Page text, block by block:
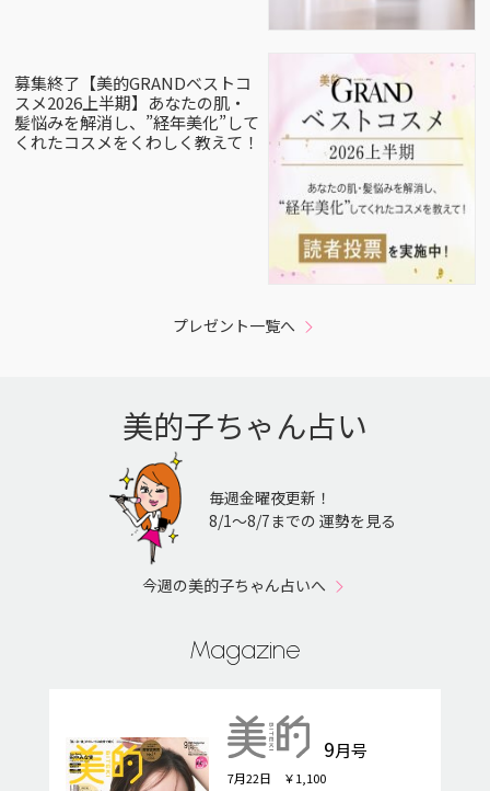
募集終了【美的GRANDベストコ
スメ2026上半期】あなたの肌・
髪悩みを解消し、”経年美化”して
くれたコスメをくわしく教えて！
プレゼント一覧へ
美的子ちゃん占い
毎週金曜夜更新！
8/1〜8/7までの 運勢を見る
今週の美的子ちゃん占いへ
Magazine
9月号
7月22日 ￥1,100